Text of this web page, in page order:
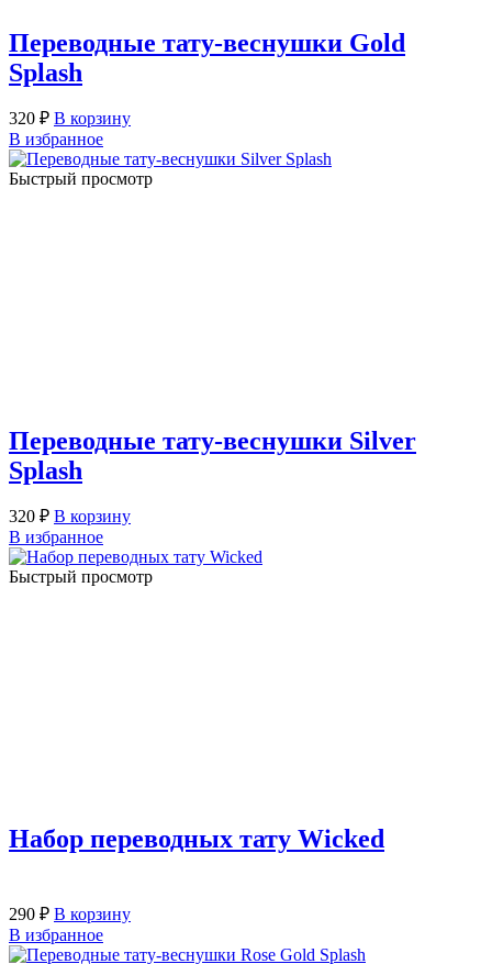
Переводные тату-веснушки Gold
Splash
320 ₽ В корзину
В избранное
Быстрый просмотр
Переводные тату-веснушки Silver
Splash
320 ₽ В корзину
В избранное
Быстрый просмотр
Набор переводных тату Wicked
290 ₽ В корзину
В избранное